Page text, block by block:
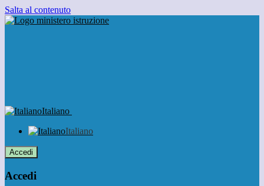
Salta al contenuto
Italiano
Italiano
Accedi
Accedi